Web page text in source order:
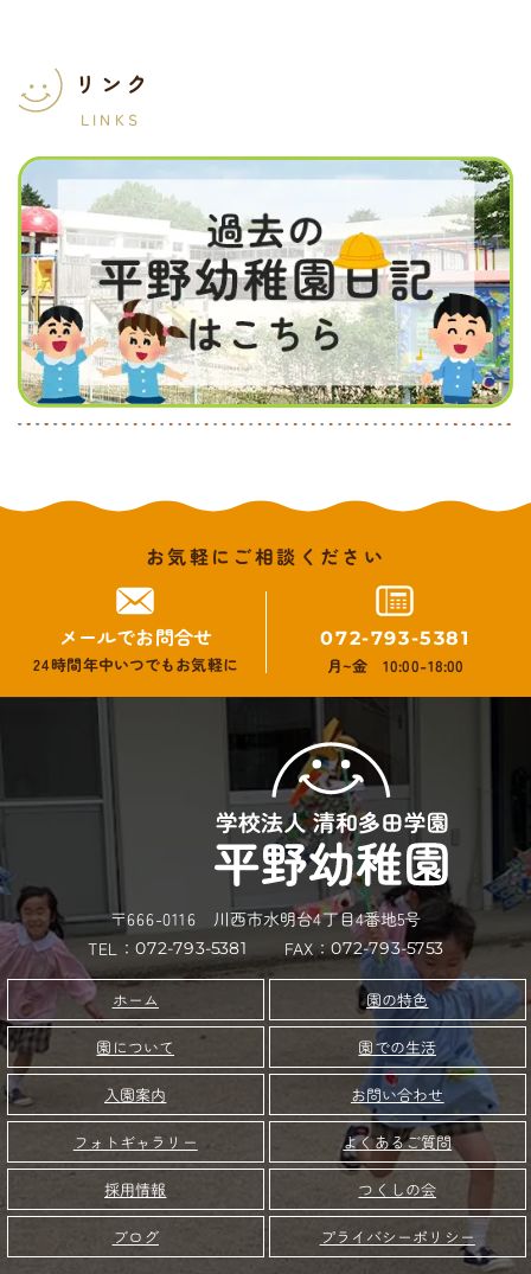
リンク
LINKS
お気軽にご相談ください
メールでお問合せ
24時間年中いつでもお気軽に
072-793-5381
月~金 10:00-18:00
〒666-0116 川西市水明台4丁目4番地5号
TEL：072-793-5381 FAX： 072-793-5753
ホーム 園の特色
園について 園での生活
入園案内 お問い合わせ
フォトギャラリー よくあるご質問
採用情報 つくしの会
ブログ プライバシーポリシー